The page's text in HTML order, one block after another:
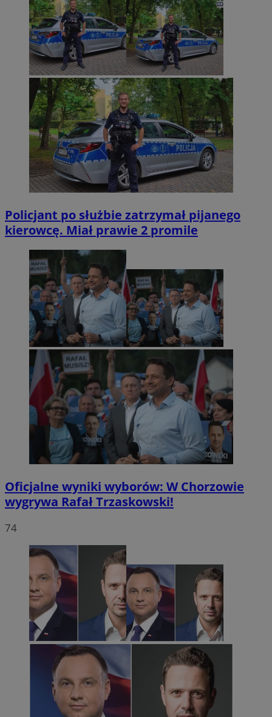
Policjant po służbie zatrzymał pijanego
kierowcę. Miał prawie 2 promile
Oficjalne wyniki wyborów: W Chorzowie
wygrywa Rafał Trzaskowski!
74